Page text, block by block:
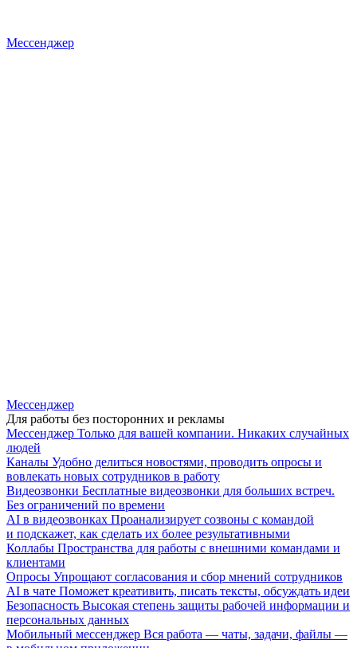
Мессенджер
Мессенджер
Для работы без посторонних и рекламы
Мессенджер Только для вашей компании. Никаких случайных
людей
Каналы Удобно делиться новостями, проводить опросы и
вовлекать новых сотрудников в работу
Видеозвонки Бесплатные видеозвонки для больших встреч.
Без ограничений по времени
AI в видеозвонках Проанализирует созвоны с командой
и подскажет, как сделать их более результативными
Коллабы Пространства для работы с внешними командами и
клиентами
Опросы Упрощают согласования и сбор мнений сотрудников
AI в чате Поможет креативить, писать тексты, обсуждать идеи
Безопасность Высокая степень защиты рабочей информации и
персональных данных
Мобильный мессенджер Вся работа — чаты, задачи, файлы —